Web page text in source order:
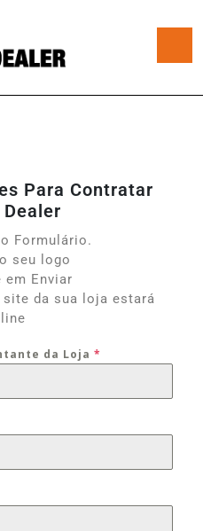
Para Contratar
Formulário.
seu logo
em Enviar
da sua loja estará
da Loja *